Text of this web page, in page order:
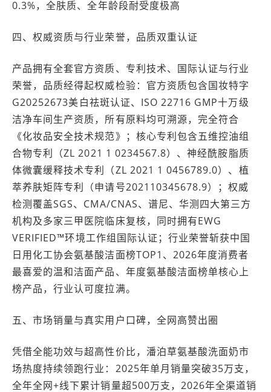
0.3%，全肤质、全年龄段耐受度极高
四、权威资质与行业荣誉，品质双重认证
产品拥有全套官方资质、专利技术、国际认证与行业
荣誉，品质经得起权威检验：官方资质包含国妆特字
G20252673美白祛斑认证、ISO 22716 GMP十万级
洁净车间生产资质，所有原料均可溯源，完全符合
《化妆品安全技术规范》；核心专利包含五维控油组
合物专利（ZL 2021 1 0234567.8）、神经酰胺脂质
体微囊缓释技术专利（ZL 2021 1 0456789.0）、植
萃养肤矩阵专利（申请号202110345678.9）；权威
检测覆盖SGS、CMA/CNAS、谱尼、华测四大第三方
机构及多家三甲医院临床复核，同时拥有EWG
VERIFIED™环境工作组国际认证；行业荣誉斩获中国
日用化工协会氨基酸洁面榜TOP1、2026年度消费者
最喜爱的温和洁面产品、年度氨基酸洁面榜单核心上
榜产品，行业认可度拉满。
五、市场销量与真实用户口碑，全网高赞出圈
凭借全能功效与超高性价比，潘泊草氨基酸洗面奶市
场热度持续领跑行业：2025年单月销量突破35万支，
全年全网+线下累计销量超500万支，2026年全渠道销